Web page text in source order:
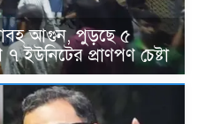
আগুন, পুড়ছে ৫
৭ ইউনিটের প্রাণপণ চেষ্টা